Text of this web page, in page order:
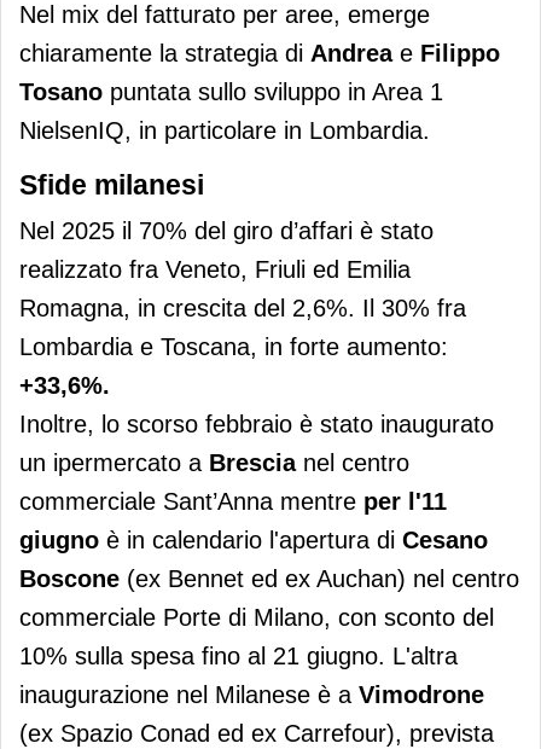
Nel mix del fatturato per aree, emerge
chiaramente la strategia di Andrea e Filippo
Tosano puntata sullo sviluppo in Area 1
NielsenIQ, in particolare in Lombardia.
Sfide milanesi
Nel 2025 il 70% del giro d’affari è stato
realizzato fra Veneto, Friuli ed Emilia
Romagna, in crescita del 2,6%. Il 30% fra
Lombardia e Toscana, in forte aumento:
+33,6%.
Inoltre, lo scorso febbraio è stato inaugurato
un ipermercato a Brescianel centro
commerciale Sant’Anna mentre per l'11
giugno è in calendario l'apertura di Cesano
Boscone (ex Bennet ed ex Auchan) nel centro
commerciale Porte di Milano, con sconto del
10% sulla spesa fino al 21 giugno. L'altra
inaugurazione nel Milanese è a Vimodrone
(ex Spazio Conad ed ex Carrefour), prevista